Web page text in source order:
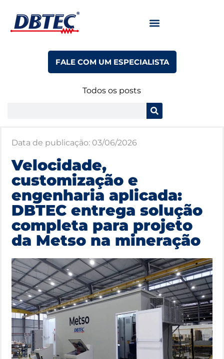
FALE COM UM ESPECIALISTA
Todos os posts
Data de publicação: 03/06/2026
Velocidade,
customização e
engenharia aplicada:
DBTEC entrega solução
completa para projeto
da Metso na mineração